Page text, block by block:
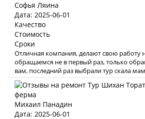
Софья Ляина
Дата: 2025-06-01
Качество
Стоимость
Сроки
Отличная компания, делают свою работу
обращаемся не в первый раз, только
вам, последний раз выбрали тур скала
Михаил Панадин
Дата: 2025-06-01